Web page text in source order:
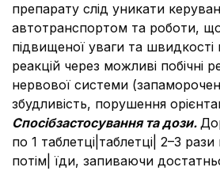
препарату слід уникати
автотранспортом та роботи,
підвищеної уваги та
реакцій через можливі побічні
нервової системи
збудливість, порушення
Спосібзастосування та дози.
по 1 таблетці|таблетці| 2–3 рази
потім| їди, запиваючи